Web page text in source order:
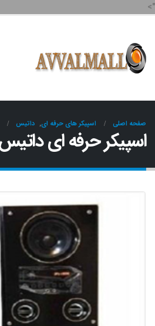
">
صفحه اصلی اسپیکر های حرفه ای, داتیس
اسپیکر حرفه ای داتیس